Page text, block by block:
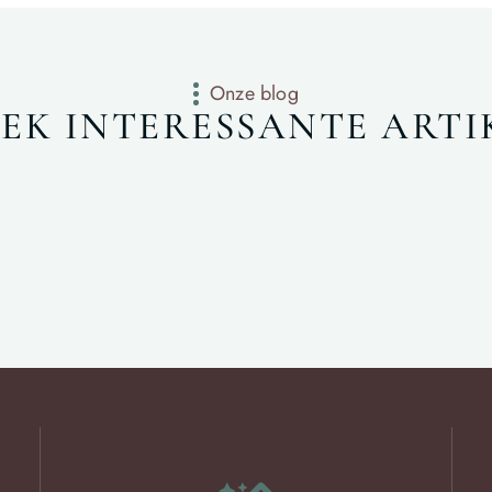
Onze blog
INTERESSANTE